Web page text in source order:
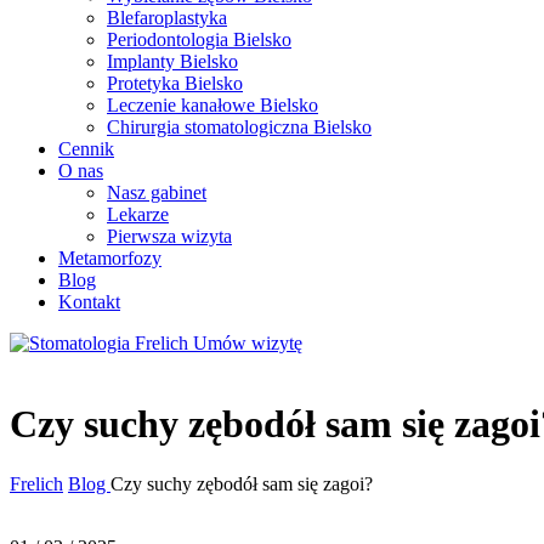
Blefaroplastyka
Periodontologia Bielsko
Implanty Bielsko
Protetyka Bielsko
Leczenie kanałowe Bielsko
Chirurgia stomatologiczna Bielsko
Cennik
O nas
Nasz gabinet
Lekarze
Pierwsza wizyta
Metamorfozy
Blog
Kontakt
Umów wizytę
Czy suchy zębodół sam się
Frelich Blog Czy suchy zębodół sam się zagoi?